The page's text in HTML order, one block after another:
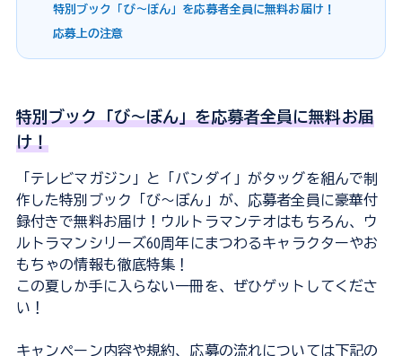
特別ブック「び～ぼん」を応募者全員に無料お届け！
応募上の注意
特別ブック「び～ぼん」を応募者全員に無料お届
け！
「テレビマガジン」と「バンダイ」がタッグを組んで制
作した特別ブック「び～ぼん」が、応募者全員に豪華付
録付きで無料お届け！ウルトラマンテオはもちろん、ウ
ルトラマンシリーズ60周年にまつわるキャラクターやお
もちゃの情報も徹底特集！
この夏しか手に入らない一冊を、ぜひゲットしてくださ
い！
キャンペーン内容や規約、応募の流れについては下記の